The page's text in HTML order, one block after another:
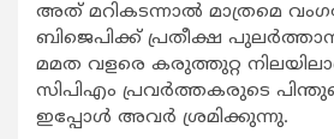
അത് മറികടന്നാല്‍ മാത്രമെ
ബിജെപിക്ക് പ്രതീക്ഷ
മമത വളരെ കരുത്തുറ്റ
സിപിഎം പ്രവര്‍ത്തകരുടെ
ഇപ്പോള്‍ അവര്‍ ശ്രമിക്കുന്നു.